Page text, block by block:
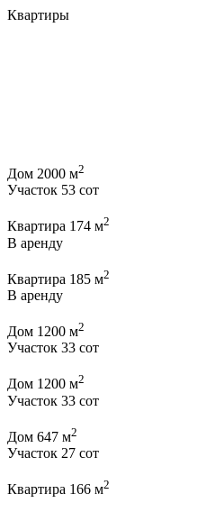
Квартиры
Дом 2000 м2
Участок 53 сот
Квартира 174 м2
В аренду
Квартира 185 м2
В аренду
Дом 1200 м2
Участок 33 сот
Дом 1200 м2
Участок 33 сот
Дом 647 м2
Участок 27 сот
Квартира 166 м2